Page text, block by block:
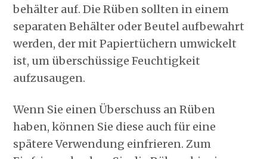
behälter auf. Die Rüben sollten in einem
separaten Behälter oder Beutel aufbewahrt
werden, der mit Papiertüchern umwickelt
ist, um überschüssige Feuchtigkeit
aufzusaugen.
Wenn Sie einen Überschuss an Rüben
haben, können Sie diese auch für eine
spätere Verwendung einfrieren. Zum